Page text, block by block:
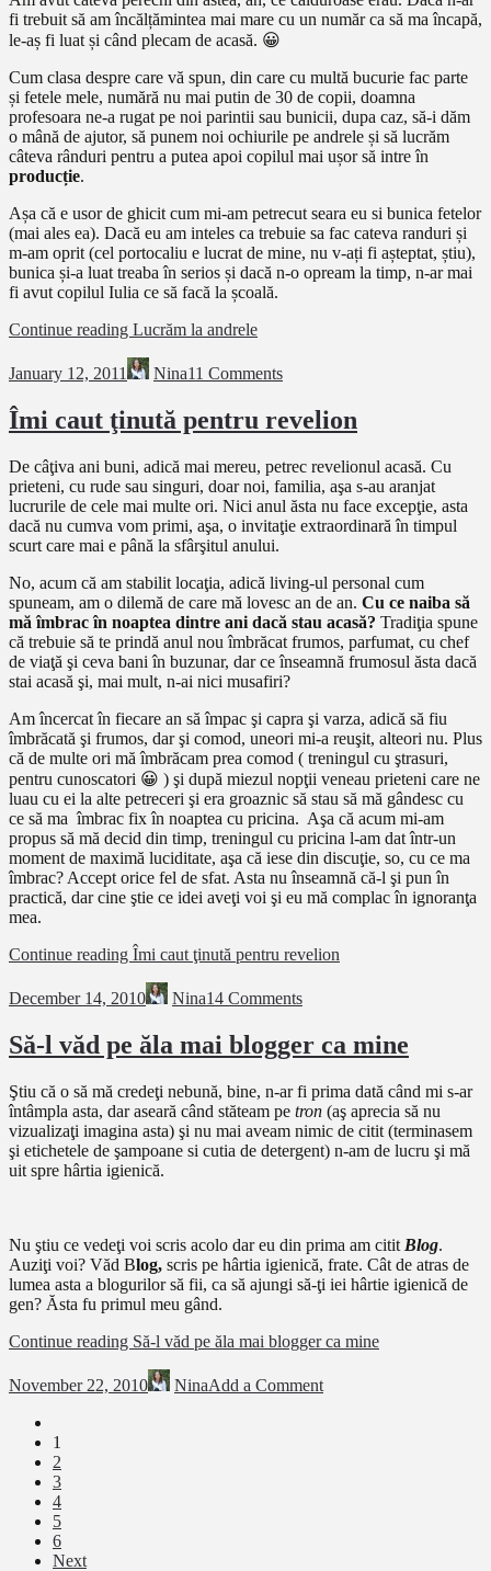
fi trebuit să am încălțămintea mai mare cu un număr ca să ma încapă,
le-aș fi luat și când plecam de acasă. 😀
Cum clasa despre care vă spun, din care cu multă bucurie fac parte
și fetele mele, numără nu mai putin de 30 de copii, doamna
profesoara ne-a rugat pe noi parintii sau bunicii, dupa caz, să-i dăm
o mână de ajutor, să punem noi ochiurile pe andrele și să lucrăm
câteva rânduri pentru a putea apoi copilul mai ușor să intre în
producție.
Așa că e usor de ghicit cum mi-am petrecut seara eu si bunica fetelor
(mai ales ea). Dacă eu am inteles ca trebuie sa fac cateva randuri și
m-am oprit (cel portocaliu e lucrat de mine, nu v-ați fi așteptat, știu),
bunica și-a luat treaba în serios și dacă n-o opream la timp, n-ar mai
fi avut copilul Iulia ce să facă la școală.
Continue reading Lucrăm la andrele
January 12, 2011 Nina11 Comments
Îmi caut ţinută pentru revelion
De câţiva ani buni, adică mai mereu, petrec revelionul acasă. Cu
prieteni, cu rude sau singuri, doar noi, familia, aşa s-au aranjat
lucrurile de cele mai multe ori. Nici anul ăsta nu face excepţie, asta
dacă nu cumva vom primi, aşa, o invitaţie extraordinară în timpul
scurt care mai e până la sfârşitul anului.
No, acum că am stabilit locaţia, adică living-ul personal cum
spuneam, am o dilemă de care mă lovesc an de an. Cu ce naiba să
mă îmbrac în noaptea dintre ani dacă stau acasă? Tradiţia spune
că trebuie să te prindă anul nou îmbrăcat frumos, parfumat, cu chef
de viaţă şi ceva bani în buzunar, dar ce înseamnă frumosul ăsta dacă
stai acasă şi, mai mult, n-ai nici musafiri?
Am încercat în fiecare an să împac şi capra şi varza, adică să fiu
îmbrăcată şi frumos, dar şi comod, uneori mi-a reuşit, alteori nu. Plus
că de multe ori mă îmbrăcam prea comod ( treningul cu ştrasuri,
pentru cunoscatori 😀 ) şi după miezul nopţii veneau prieteni care ne
luau cu ei la alte petreceri şi era groaznic să stau să mă gândesc cu
ce să ma îmbrac fix în noaptea cu pricina. Aşa că acum mi-am
propus să mă decid din timp, treningul cu pricina l-am dat într-un
moment de maximă luciditate, aşa că iese din discuţie, so, cu ce ma
îmbrac? Accept orice fel de sfat. Asta nu înseamnă că-l şi pun în
practică, dar cine ştie ce idei aveţi voi şi eu mă complac în ignoranţa
mea.
Continue reading Îmi caut ţinută pentru revelion
December 14, 2010 Nina14 Comments
Să-l văd pe ăla mai blogger ca mine
Ştiu că o să mă credeţi nebună, bine, n-ar fi prima dată când mi s-ar
întâmpla asta, dar aseară când stăteam pe tron (aş aprecia să nu
vizualizaţi imagina asta) şi nu mai aveam nimic de citit (terminasem
şi etichetele de şampoane si cutia de detergent) n-am de lucru şi mă
uit spre hârtia igienică.
Nu ştiu ce vedeţi voi scris acolo dar eu din prima am citit Blog.
Auziţi voi? Văd Blog, scris pe hârtia igienică, frate. Cât de atras de
lumea asta a blogurilor să fii, ca să ajungi să-ţi iei hârtie igienică de
gen? Ăsta fu primul meu gând.
Continue reading Să-l văd pe ăla mai blogger ca mine
November 22, 2010 NinaAdd a Comment
1
2
3
4
5
6
Next